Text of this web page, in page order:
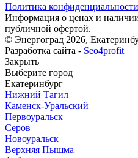
Политика конфиденциальности
Информация о ценах и наличии
публичной офертой.
© Энергоград 2026,
Разработка сайта - Seo4profit
Закрыть
Выберите город
Екатеринбург
Нижний Тагил
Каменск-Уральский
Первоуральск
Серов
Новоуральск
Верхняя Пышма